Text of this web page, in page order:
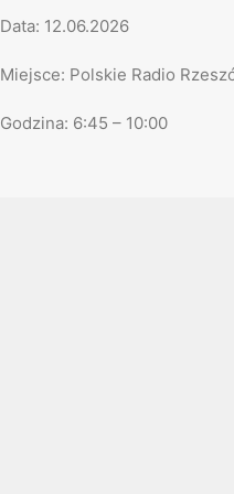
Data: 12.06.2026
Miejsce: Polskie Radio
Godzina: 6:45 – 10:00